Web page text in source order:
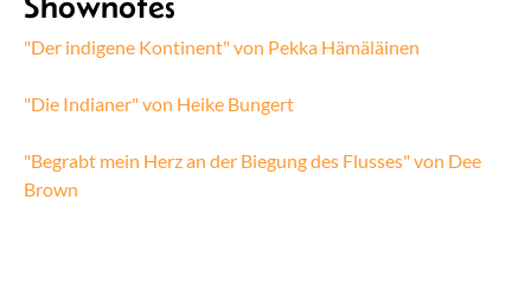
"Der indigene Kontinent" von Pekka Hämäläinen
"Die Indianer" von Heike Bungert
"Begrabt mein Herz an der Biegung des Flusses" von Dee
Brown